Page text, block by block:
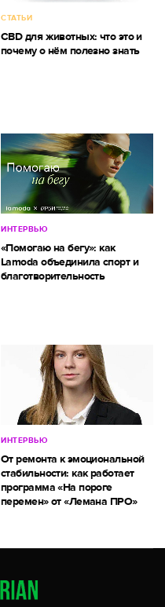
СТАТЬИ
CBD для животных: что это и
почему о нём полезно знать
ИНТЕРВЬЮ
«Помогаю на бегу»: как
Lamoda объединила спорт и
благотворительность
ИНТЕРВЬЮ
От ремонта к эмоциональной
стабильности: как работает
программа «На пороге
перемен» от «Лемана ПРО»